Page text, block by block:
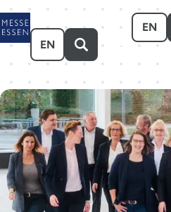
Zum Hauptinhalt springen
EN
EN